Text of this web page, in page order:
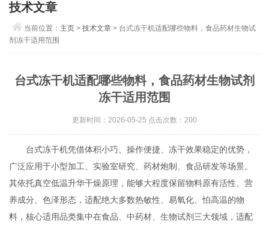
技术文章
当前位置： 主页 >技术文章 > 台式冻干机适配哪些物料，食品药材生物试
剂冻干适用范围
台式冻干机适配哪些物料，食品药材生物试剂
冻干适用范围
更新时间：2026-05-25 点击次数：200
台式冻干机凭借体积小巧、操作便捷、冻干效果稳定的优势，
广泛应用于小型加工、实验室研究、药材炮制、食品研发等场景。
其依托真空低温升华干燥原理，能够大程度保留物料原有活性、营
养成分、色泽形态，适配绝大多数热敏性、易氧化、怕高温的物
料，核心适用品类集中在食品、中药材、生物试剂三大领域，适配